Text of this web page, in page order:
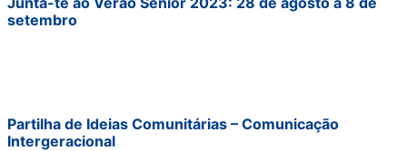
setembro
Partilha de Ideias Comunitárias – Comunicação
Intergeracional